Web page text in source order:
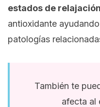
estados de relajación
antioxidante
patologías
También te
afecta al